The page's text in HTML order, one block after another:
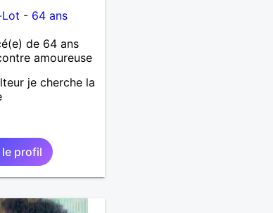
- 64 ans
de 64 ans
amoureuse
je cherche la
le profil